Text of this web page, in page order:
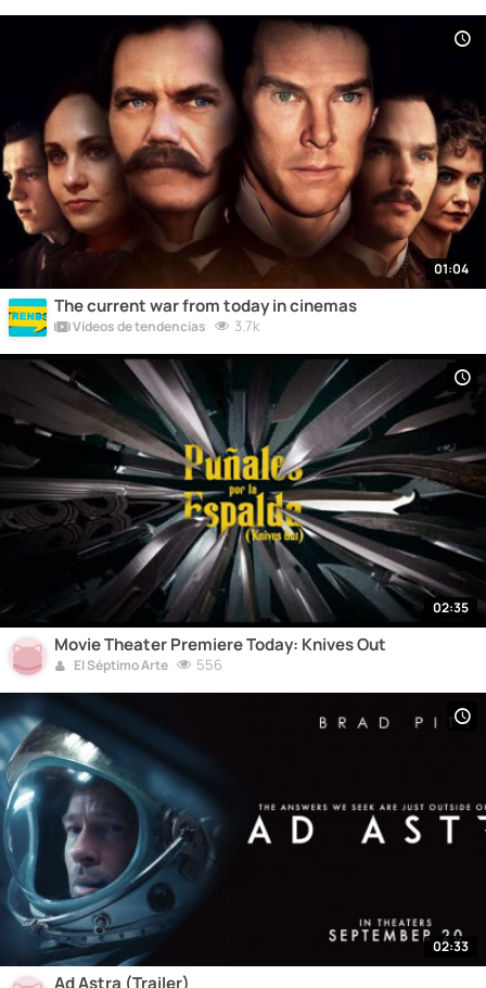
01:04
The current war from today in cinemas
Vídeos de tendencias 3.7k
02:35
Movie Theater Premiere Today: Knives Out
El Séptimo Arte 556
02:33
Ad Astra (Trailer)